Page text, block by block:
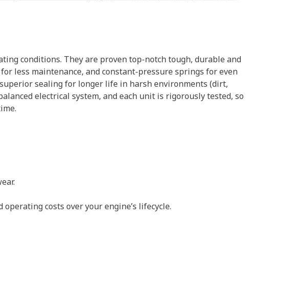
conditions. They are proven top-notch tough, durable and
less maintenance, and constant-pressure springs for even
sealing for longer life in harsh environments (dirt,
electrical system, and each unit is rigorously tested, so
costs over your engine’s lifecycle.